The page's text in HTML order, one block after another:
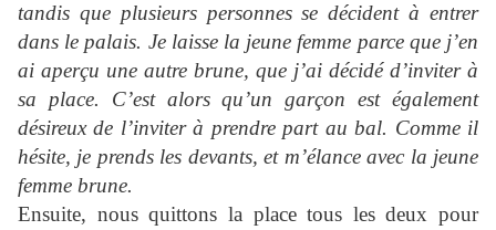
tandis que plusieurs personnes se décident à entrer
dans le palais. Je laisse la jeune femme parce que j’en
ai aperçu une autre brune, que j’ai décidé d’inviter à
sa place. C’est alors qu’un garçon est également
désireux de l’inviter à prendre part au bal. Comme il
hésite, je prends les devants, et m’élance avec la jeune
femme brune.
Ensuite, nous quittons la place tous les deux pour